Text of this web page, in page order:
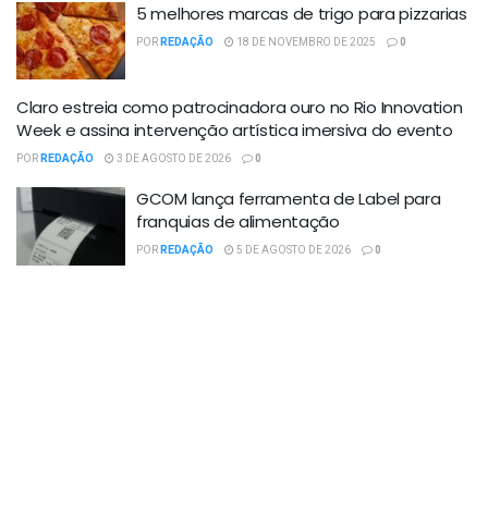
5 melhores marcas de trigo para pizzarias
PORREDAÇÃO 18 DE NOVEMBRO DE 2025 0
Claro estreia como patrocinadora ouro no Rio Innovation
Week e assina intervenção artística imersiva do evento
PORREDAÇÃO 3 DE AGOSTO DE 2026 0
GCOM lança ferramenta de Label para
franquias de alimentação
PORREDAÇÃO 5 DE AGOSTO DE 2026 0